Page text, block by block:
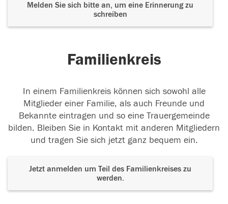
Melden Sie sich bitte an, um eine Erinnerung zu
schreiben
Familienkreis
In einem Familienkreis können sich sowohl alle
Mitglieder einer Familie, als auch Freunde und
Bekannte eintragen und so eine Trauergemeinde
bilden. Bleiben Sie in Kontakt mit anderen Mitgliedern
und tragen Sie sich jetzt ganz bequem ein.
Jetzt anmelden um Teil des Familienkreises zu
werden.